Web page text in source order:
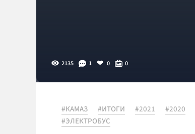
2135 1 0 0
#КАМАЗ #ИТОГИ #2021 #2020
#ЭЛЕКТРОБУС